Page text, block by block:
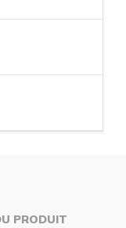
PRODUIT